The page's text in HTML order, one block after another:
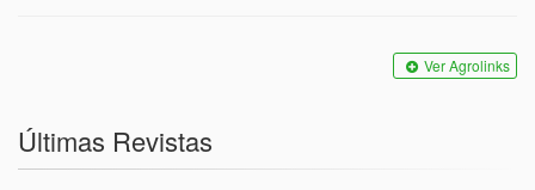
Ver Agrolinks
Últimas Revistas